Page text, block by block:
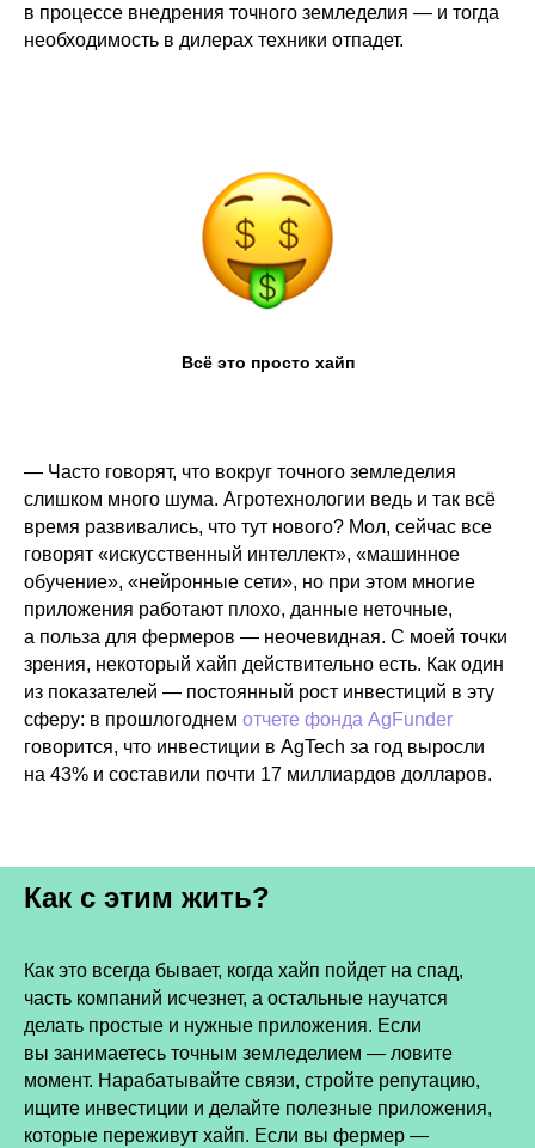
в процессе внедрения точного земледелия — и тогда
необходимость в дилерах техники отпадет.
Всё это просто хайп
— Часто говорят, что вокруг точного земледелия
слишком много шума. Агротехнологии ведь и так всё
время развивались, что тут нового? Мол, сейчас все
говорят «искусственный интеллект», «машинное
обучение», «нейронные сети», но при этом многие
приложения работают плохо, данные неточные,
а польза для фермеров — неочевидная. С моей точки
зрения, некоторый хайп действительно есть. Как один
из показателей — постоянный рост инвестиций в эту
сферу: в прошлогоднем отчете фонда AgFunder
говорится, что инвестиции в AgTech за год выросли
на 43% и составили почти 17 миллиардов долларов.
Как с этим жить?
Как это всегда бывает, когда хайп пойдет на спад,
часть компаний исчезнет, а остальные научатся
делать простые и нужные приложения. Если
вы занимаетесь точным земледелием — ловите
момент. Нарабатывайте связи, стройте репутацию,
ищите инвестиции и делайте полезные приложения,
которые переживут хайп. Если вы фермер —